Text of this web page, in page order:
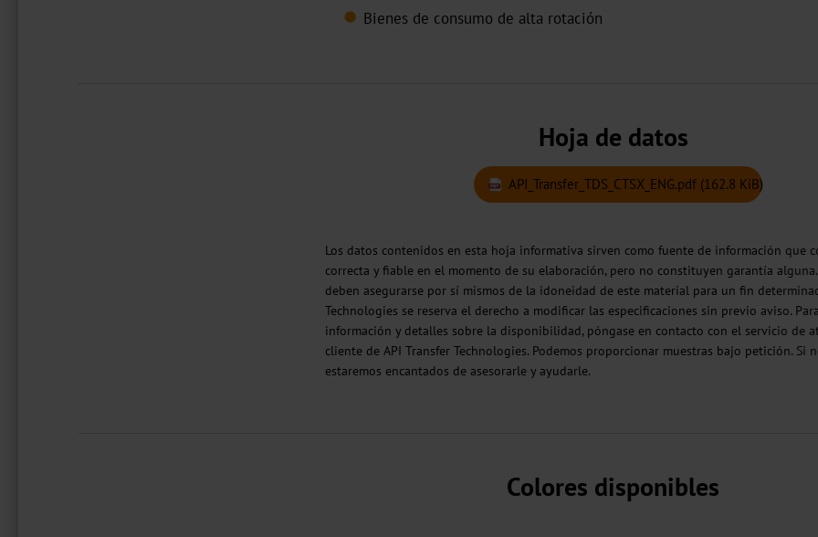
Bienes de consumo de alta rotación
Hoja de datos
API_Transfer_TDS_CTSX_ENG.pdf (162.8 KiB)
Los datos contenidos en esta hoja informativa sirven como fuente de información que
correcta y fiable en el momento de su elaboración, pero no constituyen garantía
deben asegurarse por sí mismos de la idoneidad de este material para un fin
Technologies se reserva el derecho a modificar las especificaciones sin previo aviso.
información y detalles sobre la disponibilidad, póngase en contacto con el servicio de
cliente de API Transfer Technologies. Podemos proporcionar muestras bajo petición. Si
estaremos encantados de asesorarle y ayudarle.
Colores disponibles